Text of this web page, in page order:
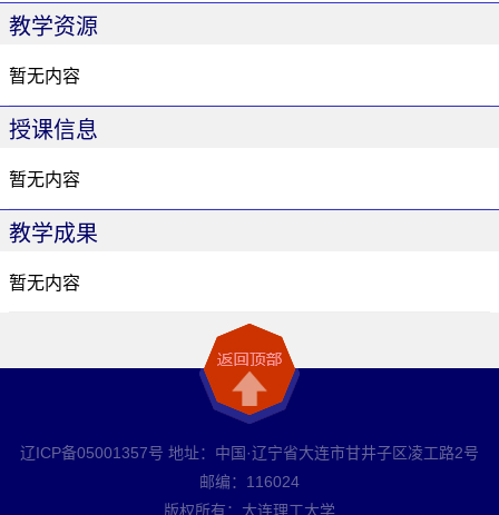
教学资源
暂无内容
授课信息
暂无内容
教学成果
暂无内容
辽ICP备05001357号 地址：中国·辽宁省大连市甘井子区凌工路2号
邮编：116024
版权所有：大连理工大学